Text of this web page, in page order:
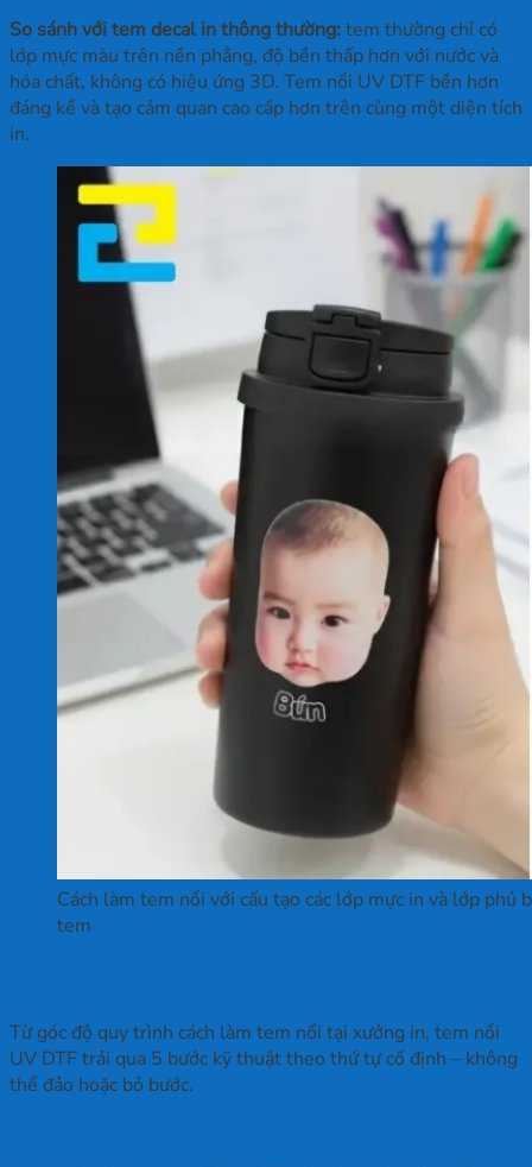
So sánh với tem decal in thông thường:tem thường chỉ có
lớp mực màu trên nền phẳng, độ bền thấp hơn với nước và
hóa chất, không có hiệu ứng 3D. Tem nổi UV DTF bền hơn
đáng kể và tạo cảm quan cao cấp hơn trên cùng một diện tích
in.
Cách làm tem nổi với cấu tạo các lớp mực in và lớp
tem
Từ góc độ quy trình cách làm tem nổi tại xưởng in, tem nổi
UV DTF trải qua 5 bước kỹ thuật theo thứ tự cố định – không
thể đảo hoặc bỏ bước.